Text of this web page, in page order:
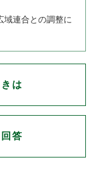
域連合との調整に
は
答